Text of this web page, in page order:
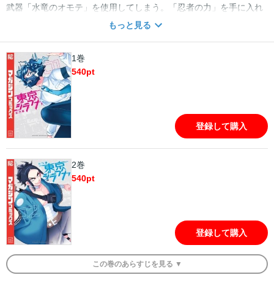
武器「水竜のオモテ」を使用してしまう。「忍者の力」を手に入れ
たコータは、大事件に巻き込まれながら本物のヒーローへと成長し
の力」だった。正義感の強い妹・エフの無茶を支える日々を送って
いたコータは、ある日 化け物に襲われたエフを助けるため、危険な
武器「水竜のオモテ」を使用してしまう。忍者となったコータは、
大事件に巻き込まれながら本物のヒーローへと成長していく
――！“忍術”アクション・ファンタジー、開幕！！
もっと見る
1巻
540pt
登録して購入
2巻
540pt
登録して購入
この巻のあらすじを 見る ▼